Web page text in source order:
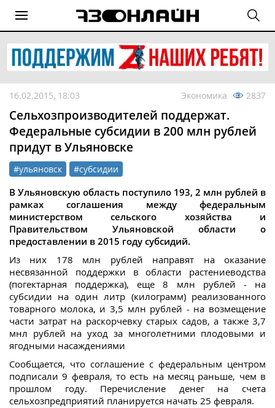
16.02.2015, 18:03 Экономика 2837
Сельхозпроизводителей поддержат.
Федеральные субсидии в 200 млн рублей
придут в Ульяновске
#ульяновск #субсидии
В Ульяновскую область поступило 193, 2 млн рублей в
рамках соглашения между федеральным
министерством сельского хозяйства и
Правительством Ульяновской области о
предоставлении в 2015 году субсидий.
Из них 178 млн рублей направят на оказание
несвязанной поддержки в области растениеводства
(погектарная поддержка), еще 8 млн рублей - на
субсидии на один литр (килограмм) реализованного
товарного молока, и 3,5 млн рублей - на возмещение
части затрат на раскорчевку старых садов, а также 3,7
мнл рублей на уход за многолетними плодовыми и
ягодными насаждениями
Сообщается, что соглашение с федеральным центром
подписали 9 февраля, то есть на месяц раньше, чем в
прошлом году. Перечисление денег на счета
сельхозпредприятий планируется начать 25 февраля.